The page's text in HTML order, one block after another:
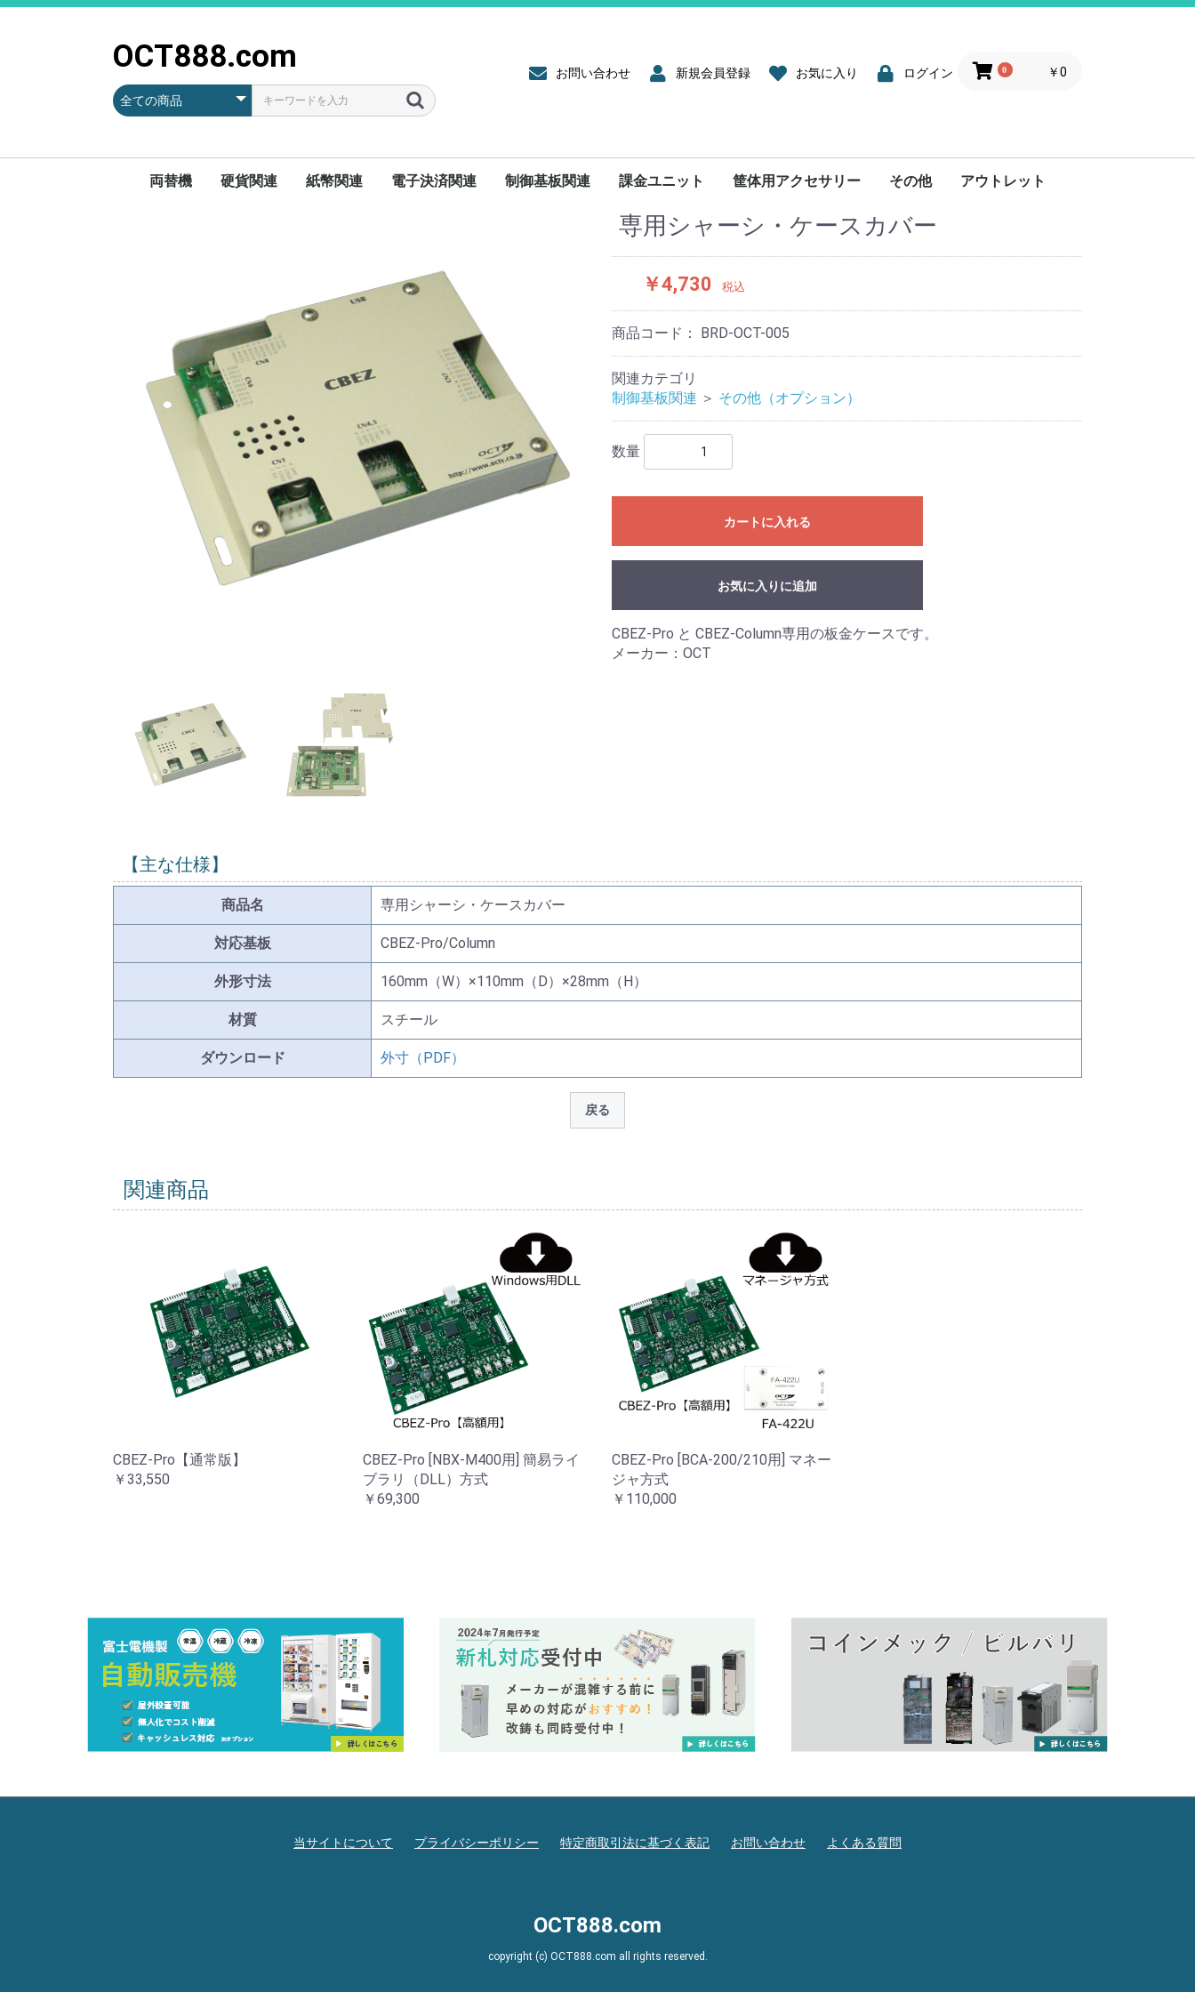
OCT888.com お問い合わせ 新規会員登録 お気に入り ログイン 0 ￥0
両替機 硬貨関連 紙幣関連 電子決済関連 制御基板関連
その他（オプション）
課金ユニット 筐体用アクセサリー
コイン投入口/返却口
ケーブル
その他
その他
通信ユニット
開発ツール
電子部品
電源関連
レジ関連
アウトレット
専用シャーシ・ケースカバー
￥4,730 税込
商品コード： BRD-OCT-005
関連カテゴリ
制御基板関連 ＞ その他（オプション）
数量
カートに入れる
お気に入りに追加
CBEZ-Pro と CBEZ-Column専用の板金ケースです。
メーカー：OCT
【主な仕様】
商品名 専用シャーシ・ケースカバー
対応基板 CBEZ-Pro/Column
外形寸法 160mm（W）×110mm（D）×28mm（H）
材質 スチール
ダウンロード 外寸（PDF）
戻る
CBEZ-Pro【通常版】
￥33,550
CBEZ-Pro [NBX-M400用] 簡易ライ
ブラリ（DLL）方式
￥69,300
CBEZ-Pro [BCA-200/210用] マネー
ジャ方式
￥110,000
当サイトについて プライバシーポリシー 特定商取引法に基づく表記 お問い合わせ よくある質問
OCT888.com
copyright (c) OCT888.com all rights reserved.